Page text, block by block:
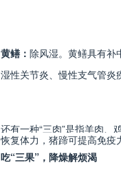
黄鳝： 除风湿。黄鳝具有补
湿性关节炎、慢性支气管炎
还有一种“三肉”是指羊肉、
恢复体力，猪蹄可提高免疫
吃“三果”，降燥解烦渴